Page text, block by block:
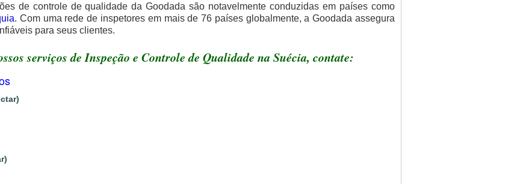
de controle de qualidade da Goodada são notavelmente conduzidas em países como
. Com uma rede de inspetores em mais de 76 países globalmente, a Goodada assegura
para seus clientes.
serviços de Inspeção e Controle de Qualidade na Suécia, contate: